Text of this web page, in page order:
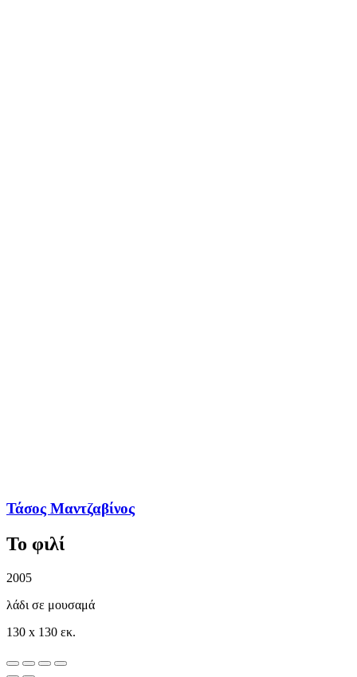
Τάσος Μαντζαβίνος
Το φιλί
2005
λάδι σε μουσαμά
130 x 130 εκ.